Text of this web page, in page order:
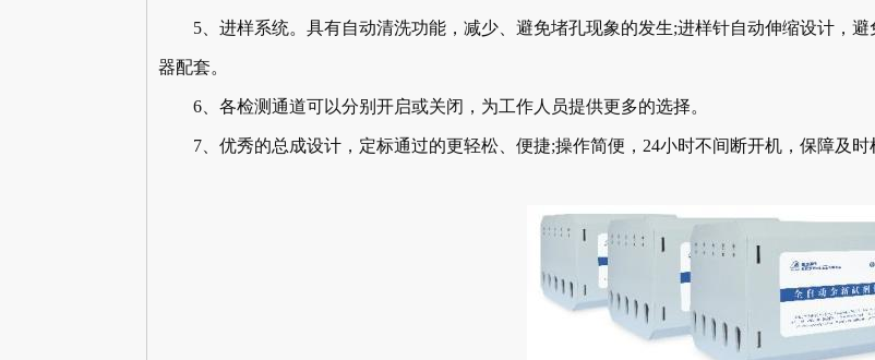
5、进样系统。具有自动清洗功能，减少、避免堵孔现象的发生;进样针自动伸缩设计，避
器配套。
6、各检测通道可以分别开启或关闭，为工作人员提供更多的选择。
7、优秀的总成设计，定标通过的更轻松、便捷;操作简便，24小时不间断开机，保障及时